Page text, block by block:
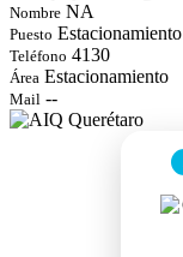
Nombre NA
Puesto Estacionamiento
Teléfono 4130
Área Estacionamiento
Mail --